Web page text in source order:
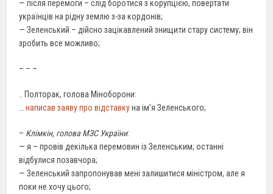
— після перемоги – слід боротися з корупцією, повертати
українців на рідну землю з-за кордонів;
— Зеленський – дійсно зацікавлений знищити стару систему; він
зробить все можливо;
– – –
.. Полторак, голова Міноборони:
…написав заяву про відставкуна ім’я Зеленського;
– Клімкін, голова МЗС України:
— я – провів декілька перемовин із Зеленським; останні
відбулися позавчора;
— Зеленський запропонував мені залишитися міністром, але я
поки не хочу цього;